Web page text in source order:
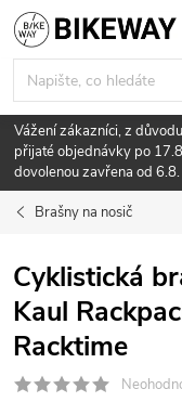
Přejít
na
obsah
Vážení zákazníci, z
přijaté objednávky po
dovolenou zavřena od
Brašny na nosič
Cyklistická
Kaul
Racktime